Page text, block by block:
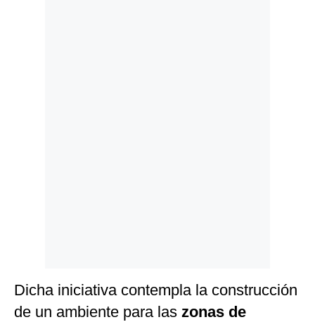
Dicha iniciativa contempla la construcción
de un ambiente para las zonas de